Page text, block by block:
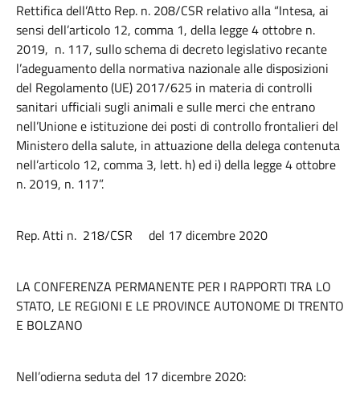
Rettifica dell’Atto Rep. n. 208/CSR relativo alla “Intesa, ai
sensi dell’articolo 12, comma 1, della legge 4 ottobre n.
2019, n. 117, sullo schema di decreto legislativo recante
l’adeguamento della normativa nazionale alle disposizioni
del Regolamento (UE) 2017/625 in materia di controlli
sanitari ufficiali sugli animali e sulle merci che entrano
nell’Unione e istituzione dei posti di controllo frontalieri del
Ministero della salute, in attuazione della delega contenuta
nell’articolo 12, comma 3, lett. h) ed i) della legge 4 ottobre
n. 2019, n. 117”.
Rep. Atti n. 218/CSR del 17 dicembre 2020
LA CONFERENZA PERMANENTE PER I RAPPORTI TRA LO
STATO, LE REGIONI E LE PROVINCE AUTONOME DI TRENTO
E BOLZANO
Nell’odierna seduta del 17 dicembre 2020: